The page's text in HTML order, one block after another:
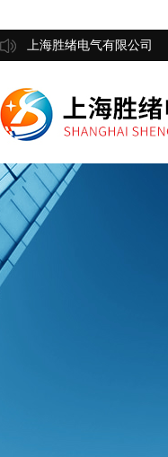
上海胜绪电气有限公司